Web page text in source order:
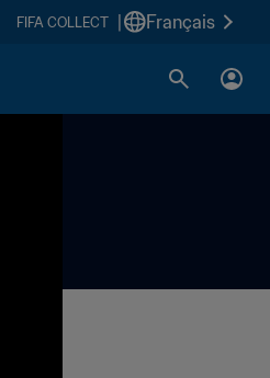
FIFA COLLECT Français